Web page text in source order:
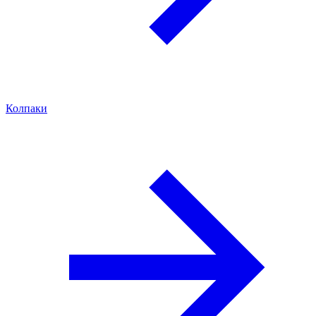
Колпаки